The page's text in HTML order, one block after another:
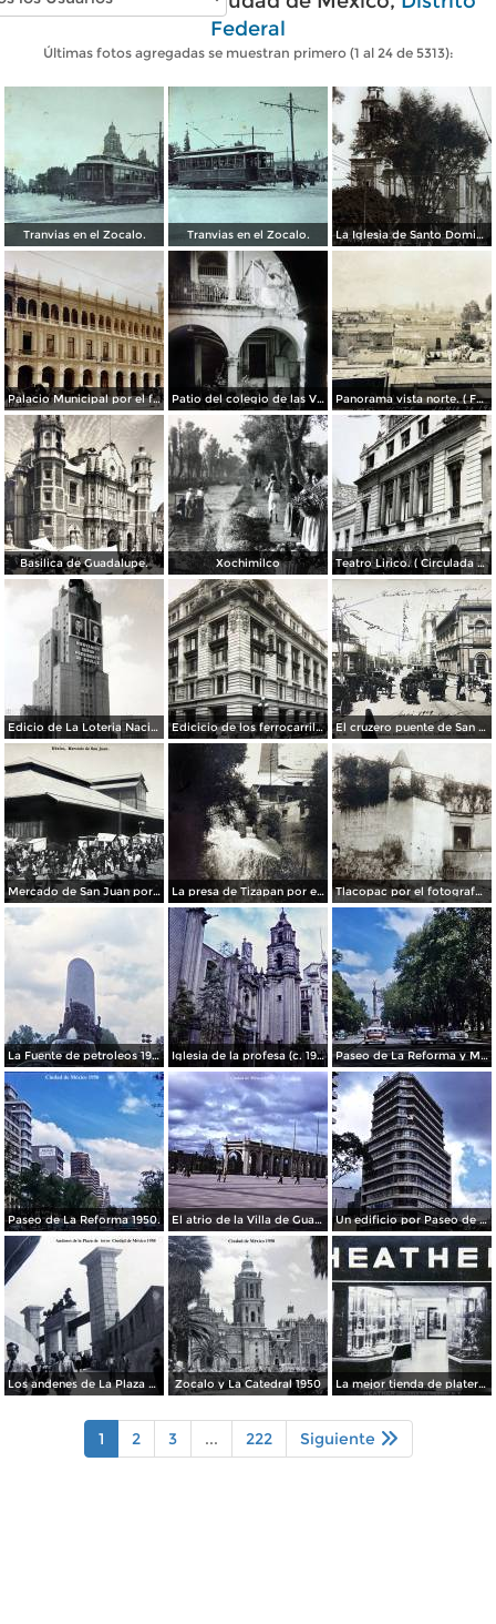
Federal
Últimas fotos agregadas se muestran primero (1 al 24 de 5313):
Tranvias en el Zocalo. Tranvias en el Zocalo. La Iglesia de Santo Domingo.
Palacio Municipal por el fotografo Hugo Brehme.. Patio del colegio de las Vizcainas por el fotografo Hugo Brehme. Panorama vista norte. ( Fechada el 20 de Junio de 1905 ).
Basilica de Guadalupe. Xochimilco Teatro Lirico. ( Circulada el 1 de Agosto de 1926 ).
Edicio de La Loteria Nacional Ciudad de México Abril de 1964 Edicicio de los ferrocarriles. El cruzero puente de San Francisco y Guardiola por el fotografo Felix Miret.
Mercado de San Juan por el fotografo Felix Miret La presa de Tizapan por el fotografo Fernando Kososky. ( Circulada el 22 de Diembre de 1910 ). Tlacopac por el fotografo Hugo Brehme.
La Fuente de petroleos 1950. Iglesia de la profesa (c. 1950) Paseo de La Reforma y Mto a La Independencia 1950
Paseo de La Reforma 1950. El atrio de la Villa de Guadalupe 1950. Un edificio por Paseo de La Reforma 1950
Los andenes de La Plaza de toros Ciudad de México 1950 Zocalo y La Catedral 1950 La mejor tienda de plateria.
1 2 3 ... 222 Siguiente